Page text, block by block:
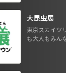
大昆虫展
東京スカイツ
も大人もみん